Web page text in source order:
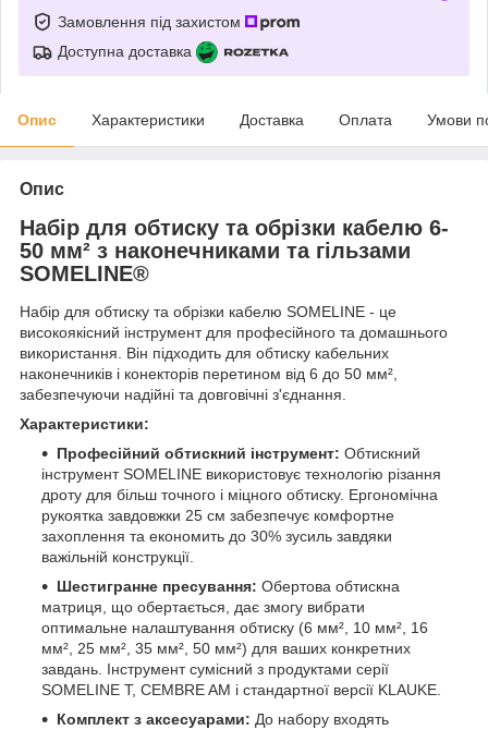
Замовлення під захистом
Доступна доставка
Опис Характеристики Доставка Оплата Умови
Опис
Набір для обтиску та обрізки кабелю 6-
50 мм² з наконечниками та гільзами
SOMELINE®
Набір для обтиску та обрізки кабелю SOMELINE - це
високоякісний інструмент для професійного та домашнього
використання. Він підходить для обтиску кабельних
наконечників і конекторів перетином від 6 до 50 мм²,
забезпечуючи надійні та довговічні з'єднання.
Характеристики:
Професійний обтискний інструмент: Обтискний
інструмент SOMELINE використовує технологію різання
дроту для більш точного і міцного обтиску. Ергономічна
рукоятка завдовжки 25 см забезпечує комфортне
захоплення та економить до 30% зусиль завдяки
важільній конструкції.
Шестигранне пресування: Обертова обтискна
матриця, що обертається, дає змогу вибрати
оптимальне налаштування обтиску (6 мм², 10 мм², 16
мм², 25 мм², 35 мм², 50 мм²) для ваших конкретних
завдань. Інструмент сумісний з продуктами серії
SOMELINE T, CEMBRE AM і стандартної версії KLAUKE.
Комплект з аксесуарами: До набору входять